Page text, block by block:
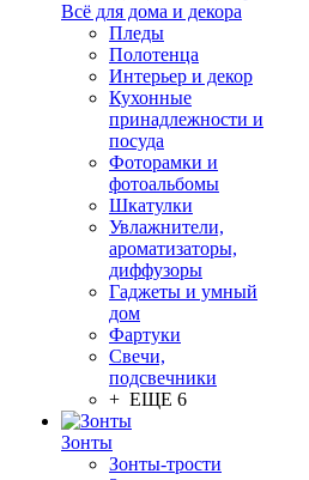
Всё для дома и декора
Пледы
Полотенца
Интерьер и декор
Кухонные
принадлежности и
посуда
Фоторамки и
фотоальбомы
Шкатулки
Увлажнители,
ароматизаторы,
диффузоры
Гаджеты и умный
дом
Фартуки
Свечи,
подсвечники
+ ЕЩЕ 6
Зонты
Зонты-трости